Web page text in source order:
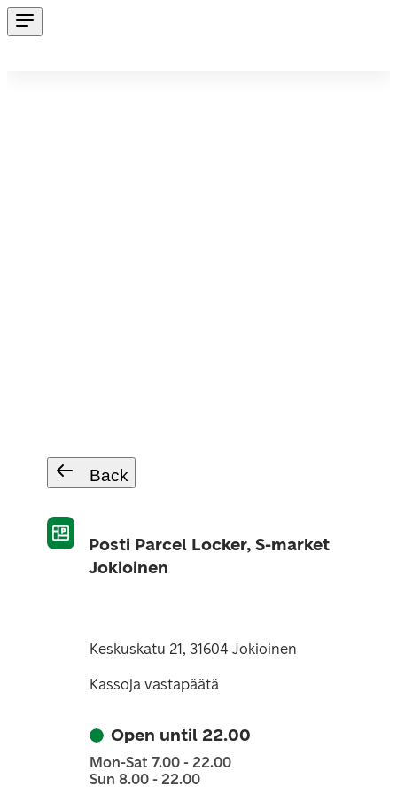
Back
Posti Parcel Locker, S-market
Jokioinen
Keskuskatu 21, 31604 Jokioinen
Kassoja vastapäätä
Open until 22.00
Mon-Sat 7.00 - 22.00
Sun 8.00 - 22.00